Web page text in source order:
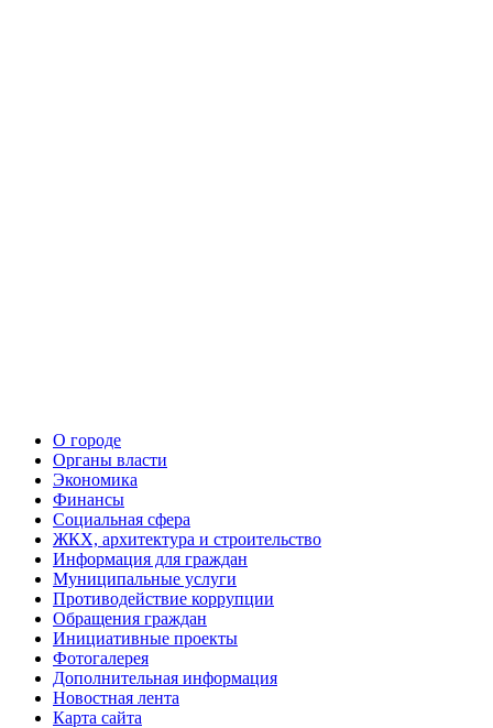
О городе
Органы власти
Экономика
Финансы
Социальная сфера
ЖКХ, архитектура и строительство
Информация для граждан
Муниципальные услуги
Противодействие коррупции
Обращения граждан
Инициативные проекты
Фотогалерея
Дополнительная информация
Новостная лента
Карта сайта